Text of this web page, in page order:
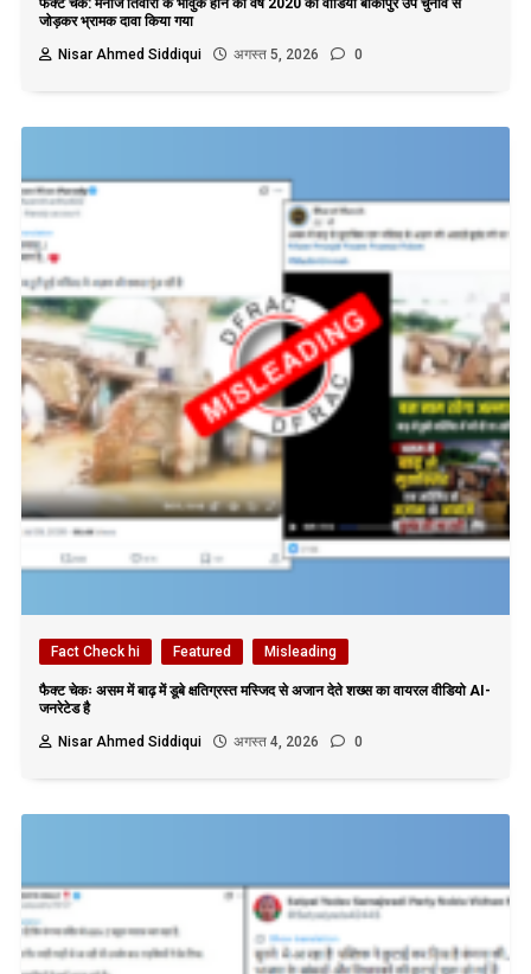
फैक्ट चेक: मनोज तिवारी के भावुक होने का वर्ष 2020 का वीडियो बांकीपुर उप चुनाव से
जोड़कर भ्रामक दावा किया गया
Nisar Ahmed Siddiqui
अगस्त 5, 2026 0
Fact Check hi Featured Misleading
फैक्ट चेकः असम में बाढ़ में डूबे क्षतिग्रस्त मस्जिद से अजान देते शख्स का वायरल वीडियो AI-
जनरेटेड है
Nisar Ahmed Siddiqui
अगस्त 4, 2026 0